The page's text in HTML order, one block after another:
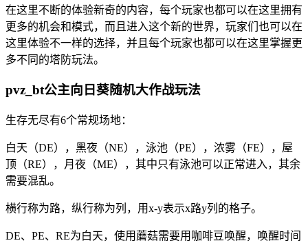
在这里不断的体验新奇的内容，每个玩家也都可以在这里拥有
更多的机会和模式，而且进入这个新的世界，玩家们也可以在
这里体验不一样的选择，并且每个玩家也都可以在这里掌握更
多不同的塔防玩法。
pvz_bt公主向日葵随机大作战玩法
生存无尽有6个常规场地：
白天（DE），黑夜（NE），泳池（PE），浓雾（FE），屋
顶（RE），月夜（ME），其中只有泳池可以正常进入，其余
需要混乱。
横行称为路，纵行称为列，用x-y表示x路y列的格子。
DE、PE、RE为白天，使用蘑菇需要用咖啡豆唤醒，唤醒时间